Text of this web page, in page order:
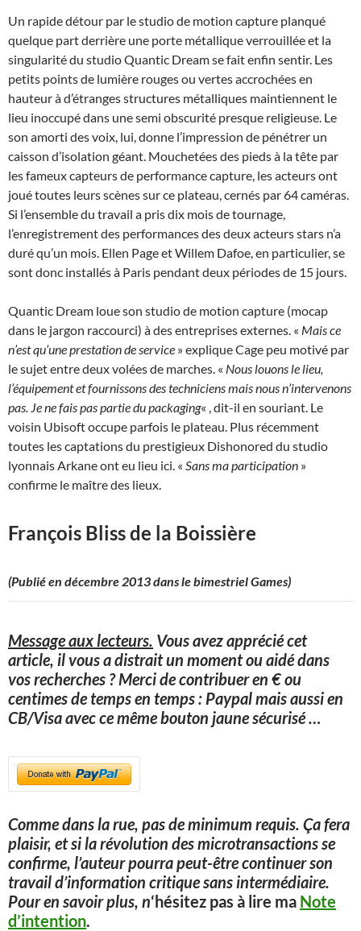
Un rapide détour par le studio de motion capture planqué
quelque part derrière une porte métallique verrouillée et la
singularité du studio Quantic Dream se fait enfin sentir. Les
petits points de lumière rouges ou vertes accrochées en
hauteur à d’étranges structures métalliques maintiennent le
lieu inoccupé dans une semi obscurité presque religieuse. Le
son amorti des voix, lui, donne l’impression de pénétrer un
caisson d’isolation géant. Mouchetées des pieds à la tête par
les fameux capteurs de performance capture, les acteurs ont
joué toutes leurs scènes sur ce plateau, cernés par 64 caméras.
Si l’ensemble du travail a pris dix mois de tournage,
l’enregistrement des performances des deux acteurs stars n’a
duré qu’un mois. Ellen Page et Willem Dafoe, en particulier, se
sont donc installés à Paris pendant deux périodes de 15 jours.
Quantic Dream loue son studio de motion capture (mocap
dans le jargon raccourci) à des entreprises externes. « Mais ce
n’est qu’une prestation de service » explique Cage peu motivé par
le sujet entre deux volées de marches. « Nous louons le lieu,
l’équipement et fournissons des techniciens mais nous n’intervenons
pas. Je ne fais pas partie du packaging« , dit-il en souriant. Le
voisin Ubisoft occupe parfois le plateau. Plus récemment
toutes les captations du prestigieux Dishonored du studio
lyonnais Arkane ont eu lieu ici. « Sans ma participation »
confirme le maître des lieux.
François Bliss de la Boissière
(Publié en décembre 2013 dans le bimestriel Games)
Message aux lecteurs. Vous avez apprécié cet
article, il vous a distrait un moment ou aidé dans
vos recherches ? Merci de contribuer en € ou
centimes de temps en temps : Paypal mais aussi en
CB/Visa avec ce même bouton jaune sécurisé…
Comme dans la rue, pas de minimum requis. Ça fera
plaisir, et si la révolution des microtransactions se
confirme, l’auteur pourra peut-être continuer son
travail d’information critique sans intermédiaire.
Pour en savoir plus, n‘hésitez pas à lire ma Note
d’intention.